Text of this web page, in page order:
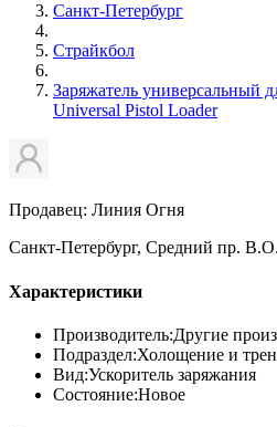
Санкт-Петербург
Страйкбол
Заряжатель универсальный
Universal Pistol Loader
Продавец: Линия Огня
Санкт-Петербург, Средний пр.
Характеристики
Производитель:Другие
Подраздел:Холощение и
Вид:Ускоритель заряжания
Состояние:Новое